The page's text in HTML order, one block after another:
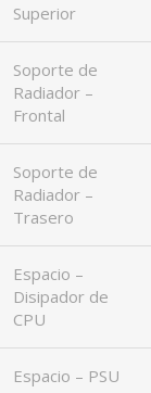
Superior
Soporte de
Radiador –
Frontal
Soporte de
Radiador –
Trasero
Espacio –
Disipador de
CPU
Espacio – PSU